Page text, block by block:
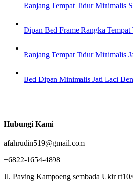
Ranjang Tempat Tidur Minimalis
Dipan Bed Frame Rangka
Ranjang Tempat Tidur Minimalis
Bed Dipan Minimalis Jati Laci
Hubungi Kami
afahrudin519@gmail.com
+6822-1654-4898
Jl. Paving Kampoeng sembada Ukir